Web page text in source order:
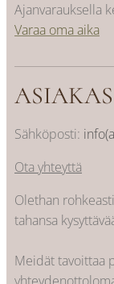
Ajanvarauksella
Varaa oma aika
Sähköposti:
Ota yhteyttä
Olethan
tahansa
Meidät tavoittaa